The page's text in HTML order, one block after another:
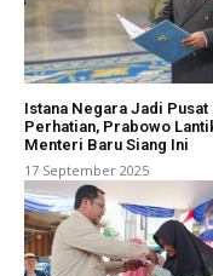
Istana Negara Jadi Pusat
Perhatian, Prabowo
Menteri Baru Siang Ini
17 September 2025